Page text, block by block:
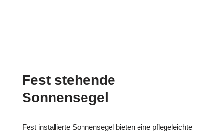
Fest stehende
Sonnensegel
Fest installierte Sonnensegel bieten eine pflegeleichte